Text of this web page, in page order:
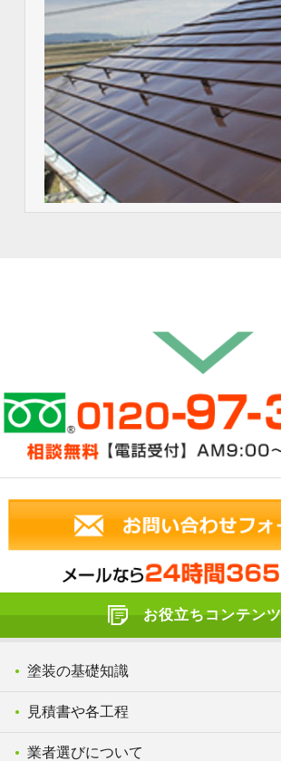
お役立ちコンテンツ
塗装の基礎知識
見積書や各工程
業者選びについて